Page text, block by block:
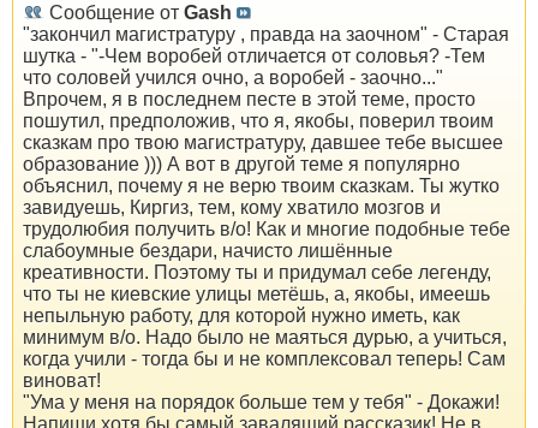
Сообщение от Gash
"закончил магистратуру , правда на заочном" - Старая
шутка - "-Чем воробей отличается от соловья? -Тем
что соловей учился очно, а воробей - заочно..."
Впрочем, я в последнем песте в этой теме, просто
пошутил, предположив, что я, якобы, поверил твоим
сказкам про твою магистратуру, давшее тебе высшее
образование ))) А вот в другой теме я популярно
объяснил, почему я не верю твоим сказкам. Ты жутко
завидуешь, Киргиз, тем, кому хватило мозгов и
трудолюбия получить в/о! Как и многие подобные тебе
слабоумные бездари, начисто лишённые
креативности. Поэтому ты и придумал себе легенду,
что ты не киевские улицы метёшь, а, якобы, имеешь
непыльную работу, для которой нужно иметь, как
минимум в/о. Надо было не маяться дурью, а учиться,
когда учили - тогда бы и не комплексовал теперь! Сам
виноват!
"Ума у меня на порядок больше тем у тебя" - Докажи!
Напиши хотя бы самый завалящий рассказик! Не в